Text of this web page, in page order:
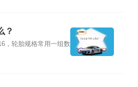
？
，轮胎规格常用一组数